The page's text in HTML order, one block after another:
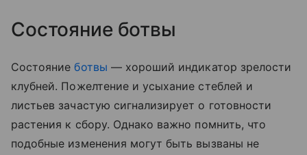
Состояние ботвы
Состояниеботвы — хороший индикатор зрелости
клубней. Пожелтение и усыхание стеблей и
листьев зачастую сигнализирует о готовности
растения к сбору. Однако важно помнить, что
подобные изменения могут быть вызваны не